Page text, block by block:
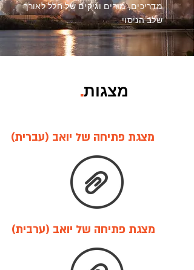
מדריכים, מורים וגיקים של חלל לאורך
שלב הניסוי
.מצגות
מצגת פתיחה של יואב (עברית)
מצגת פתיחה של יואב (ערבית)